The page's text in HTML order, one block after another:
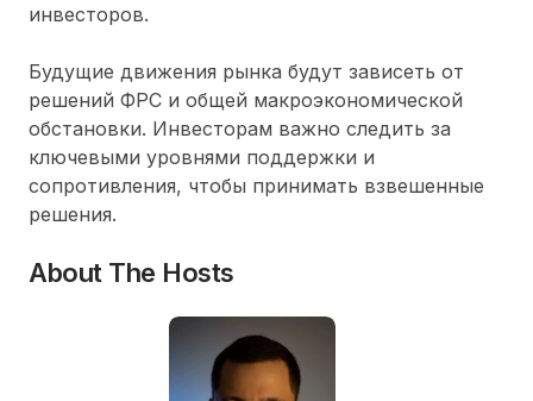
инвесторов.
Будущие движения рынка будут зависеть от
решений ФРС и общей макроэкономической
обстановки. Инвесторам важно следить за
ключевыми уровнями поддержки и
сопротивления, чтобы принимать взвешенные
решения.
About The Hosts